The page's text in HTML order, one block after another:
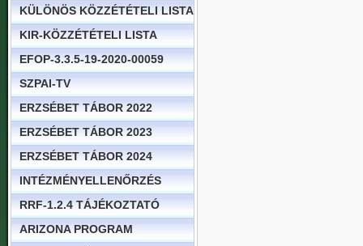
KÜLÖNÖS KÖZZÉTÉTELI LISTA
KIR-KÖZZÉTÉTELI LISTA
EFOP-3.3.5-19-2020-00059
SZPAI-TV
ERZSÉBET TÁBOR 2022
ERZSÉBET TÁBOR 2023
ERZSÉBET TÁBOR 2024
INTÉZMÉNYELLENŐRZÉS
RRF-1.2.4 TÁJÉKOZTATÓ
ARIZONA PROGRAM